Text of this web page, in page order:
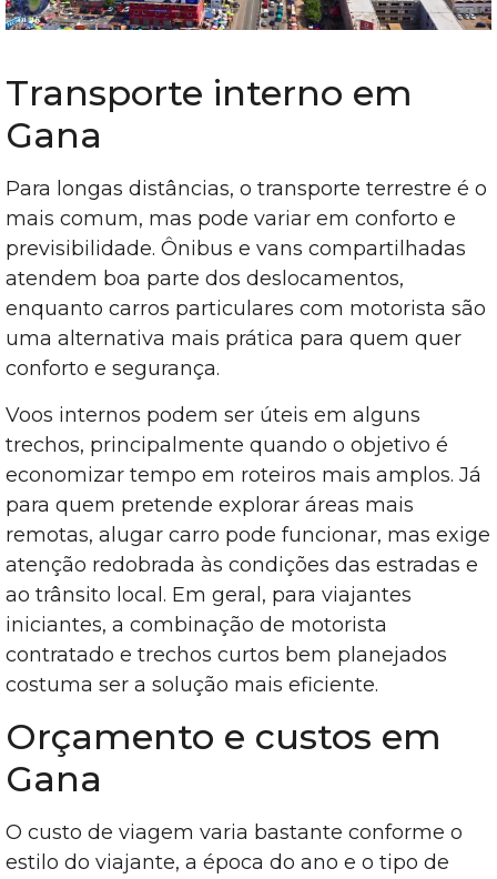
Transporte interno em
Gana
Para longas distâncias, o transporte terrestre é o
mais comum, mas pode variar em conforto e
previsibilidade. Ônibus e vans compartilhadas
atendem boa parte dos deslocamentos,
enquanto carros particulares com motorista são
uma alternativa mais prática para quem quer
conforto e segurança.
Voos internos podem ser úteis em alguns
trechos, principalmente quando o objetivo é
economizar tempo em roteiros mais amplos. Já
para quem pretende explorar áreas mais
remotas, alugar carro pode funcionar, mas exige
atenção redobrada às condições das estradas e
ao trânsito local. Em geral, para viajantes
iniciantes, a combinação de motorista
contratado e trechos curtos bem planejados
costuma ser a solução mais eficiente.
Orçamento e custos em
Gana
O custo de viagem varia bastante conforme o
estilo do viajante, a época do ano e o tipo de